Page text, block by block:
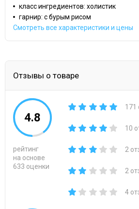
класс ингредиентов: холистик
гарнир: с бурым рисом
Смотреть все характеристики и цены
Отзывы о товаре
4.8
рейтинг
на основе
633 оценки
171
10
2
2
4